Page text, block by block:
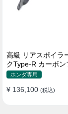
高級 リアスポイラ
クType-R カーボン
貼り付け装着
ホンダ専用
¥ 136,100 (税込)